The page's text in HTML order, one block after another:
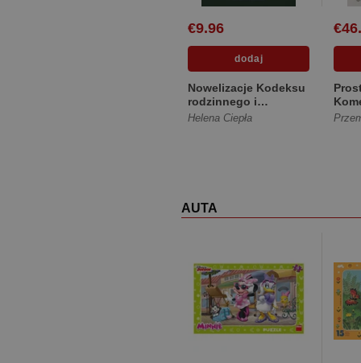
€9.96
Nowelizacje Kodeksu
rodzinnego i
opiekuńczego z
Helena Ciepła
AUTA